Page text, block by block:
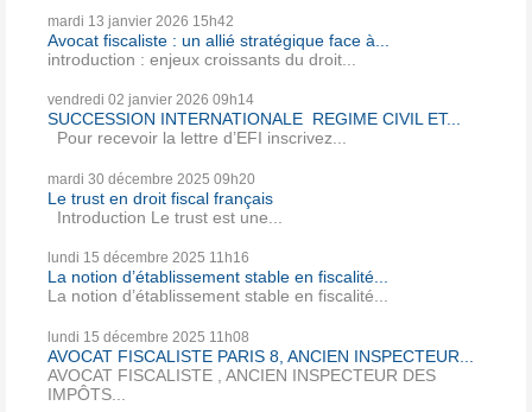
mardi 13 janvier 2026 15h42
Avocat fiscaliste : un allié stratégique face à...
introduction : enjeux croissants du droit...
vendredi 02 janvier 2026 09h14
SUCCESSION INTERNATIONALE REGIME CIVIL ET...
Pour recevoir la lettre d’EFI inscrivez...
mardi 30 décembre 2025 09h20
Le trust en droit fiscal français
Introduction Le trust est une...
lundi 15 décembre 2025 11h16
La notion d’établissement stable en fiscalité...
La notion d’établissement stable en fiscalité...
lundi 15 décembre 2025 11h08
AVOCAT FISCALISTE PARIS 8, ANCIEN INSPECTEUR...
AVOCAT FISCALISTE , ANCIEN INSPECTEUR DES
IMPÔTS...